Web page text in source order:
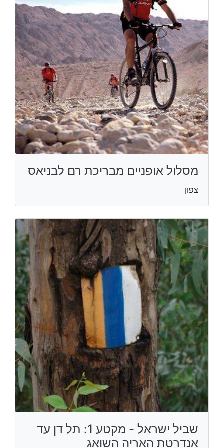
מסלול אופניים מבריכת רם לבניאס
צפון
שביל ישראל - מקטע 1: תל דן עד
אנדרטת האריה השואג